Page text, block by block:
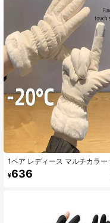
1ペア レディース マルチカラー
マル裏地 厚手 防風 防水 タッチ
リーン対応 暖かい手袋 秋冬 サ
¥636